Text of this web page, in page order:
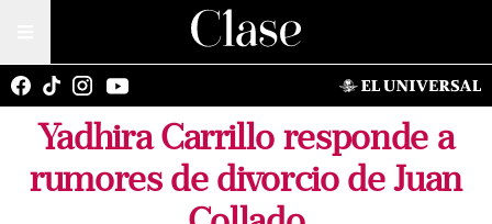
Yadhira Carrillo responde a
rumores de divorcio de Juan